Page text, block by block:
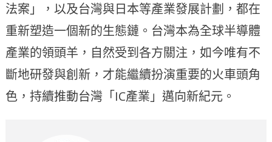
法案」，以及台灣與日本等產業發展計劃，都在
重新塑造一個新的生態鏈。台灣本為全球半導體
產業的領頭羊，自然受到各方關注，如今唯有不
斷地研發與創新，才能繼續扮演重要的火車頭角
色，持續推動台灣「IC產業」邁向新紀元。